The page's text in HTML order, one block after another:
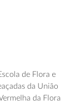
de Flora e
da União
da Flora